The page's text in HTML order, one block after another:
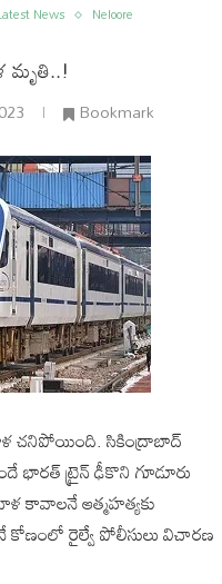
News Neloore
మృతి..!
Bookmark
చనిపోయింది. సికింద్రాబాద్
భారత్ ట్రైన్ ఢీకొని గూడూరు
కావాలనే ఆత్మహత్యకు
కోణంలో రైల్వే పోలీసులు విచారణ